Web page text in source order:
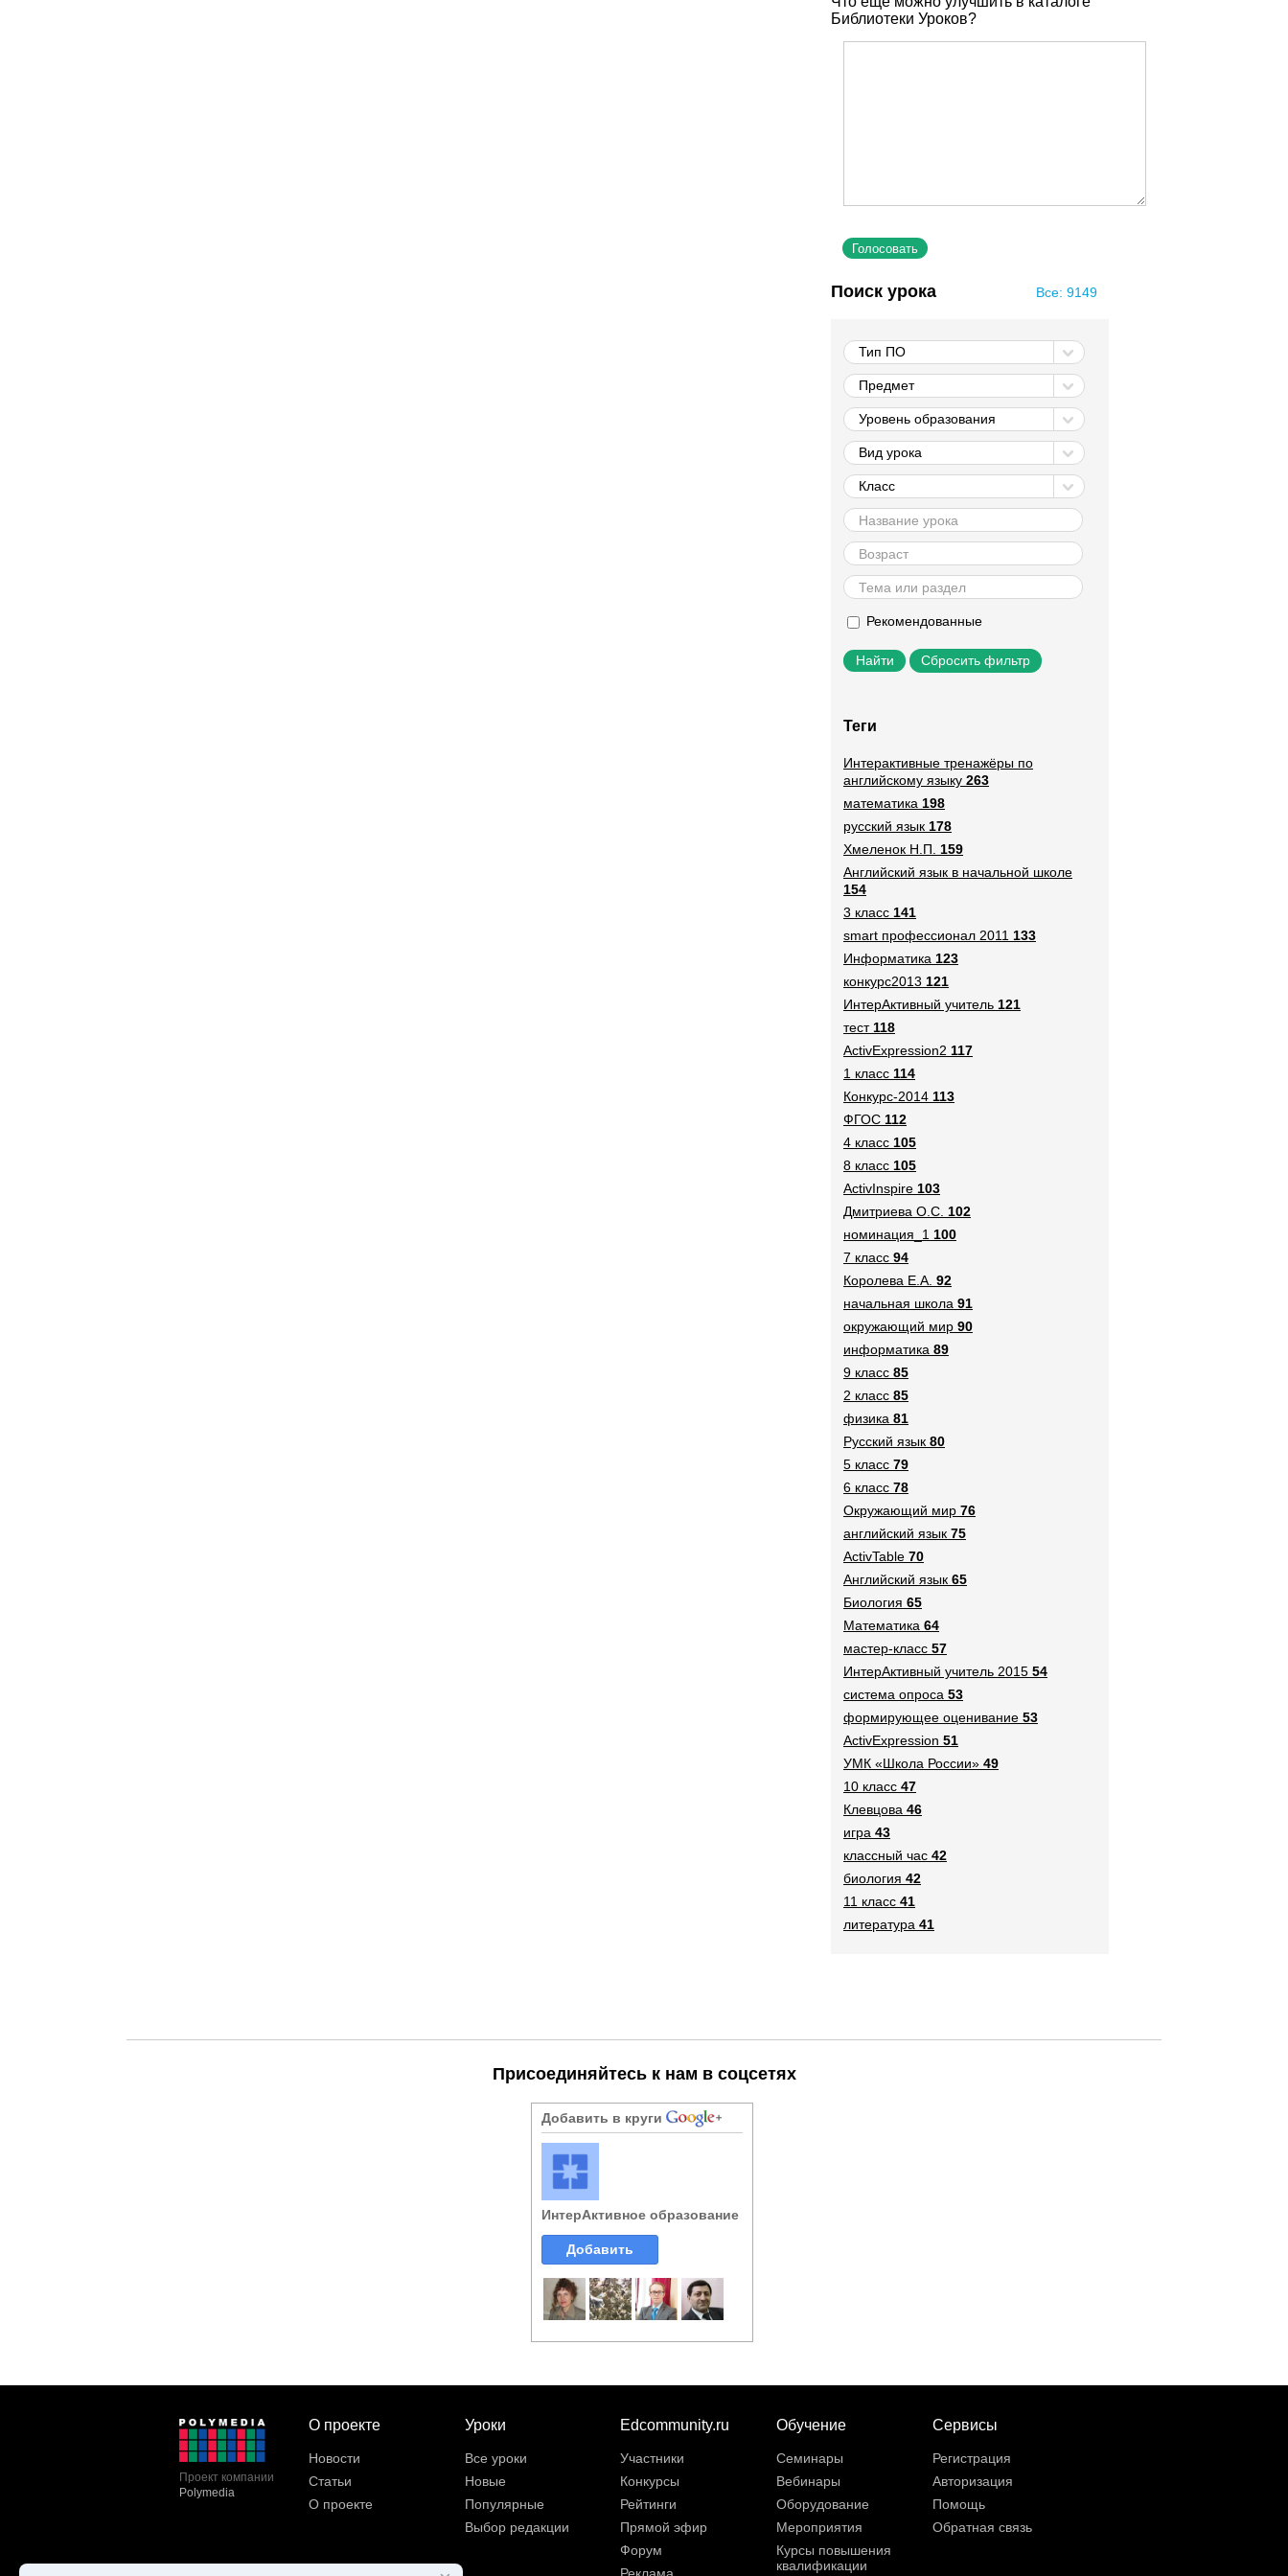
Библиотеки Уроков?
Все: 9149
Поиск урока
Тип ПО
Предмет
Уровень образования
Вид урока
Класс
Рекомендованные
Сбросить фильтр
Теги
Интерактивные тренажёры по
английскому языку 263
математика 198
русский язык 178
Хмеленок Н.П.
159
Английский язык в начальной школе
154
3 класс 141
smart профессионал 2011 133
Информатика 123
конкурс2013 121
ИнтерАктивный учитель 121
тест118
ActivExpression2 117
1 класс 114
Конкурс-2014 113
ФГОС 112
4 класс 105
8 класс 105
ActivInspire 103
Дмитриева О.С. 102
номинация_1 100
7 класс 94
Королева Е.А. 92
начальная школа 91
окружающий мир 90
информатика 89
9 класс 85
2 класс 85
физика 81
Русский язык 80
5 класс 79
6 класс 78
Окружающий мир 76
английский язык 75
ActivTable 70
Английский язык 65
Биология 65
Математика 64
мастер-класс 57
ИнтерАктивный учитель 2015 54
система опроса 53
формирующее оценивание 53
ActivExpression 51
УМК «Школа России» 49
10 класс 47
Клевцова 46
игра 43
классный час 42
биология 42
11 класс 41
литература 41
Присоединяйтесь к нам в соцсетях
Добавить в круги
ИнтерАктивное образование
Добавить
Проект компании
Polymedia
О проекте
Новости
Статьи
О проекте
Уроки
Все уроки
Новые
Популярные
Выбор редакции
Edcommunity.ru
Участники
Конкурсы
Рейтинги
Прямой эфир
Форум
Реклама
Обучение
Семинары
Вебинары
Оборудование
Мероприятия
Курсы повышения
квалификации
Сервисы
Регистрация
Авторизация
Помощь
Обратная связь